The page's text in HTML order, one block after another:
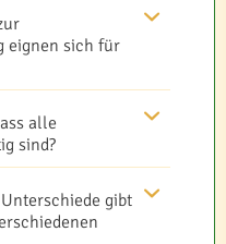
eignen sich für
alle
sind?
gibt